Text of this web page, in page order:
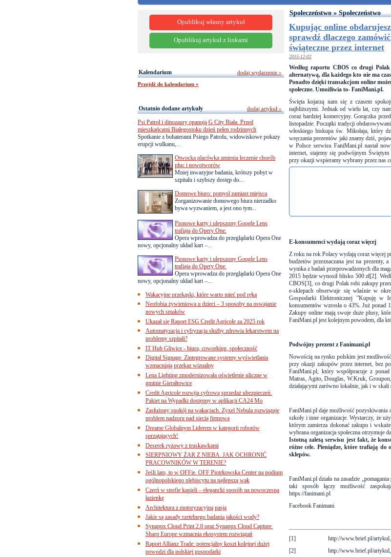
Społeczeństwo » Społeczeństwo
Kupując online
sprawdź dlaczego
świąteczne przez internet
2015-12-02
Według raportu CBOS co drugi
alternatywą, dla każdego kto nie ma
Ponadto dzięki transakcjom online
społeczne. Umożliwia to- FaniMani.pl.
Święta kojarzą nam się z czasem
najbliższymi. Jednak od wielu lat, czy
coraz bardziej komercyjny. Gorączka
listopadzie. Początki tradycji
włoskiego biskupa św. Mikołaja, który
wręczania prezentów jaki znamy dziś,
w Polsce serwisu FaniMani.pl nastał
internet, stajemy się podwójnym
przy okazji wspieramy wybrany przez nas
E-konsumenci wydają coraz więcej
Z roku na rok Polacy wydają coraz więcej
budżetów przeznaczana jest na prezenty,
wynika z badań przeprowadzonych dla
2015 będzie wynosił blisko 500 zł[2].
CBOS[3], co drugi Polak robi zakupy
e-sklepach obserwuje się właśnie w
Gospodarki Elektronicznej ”Kupuję w
konsumentów wzrosła o 43%. Już
Zakupy online mają swoje duże plusy,
FaniMani.pl jest kolejnym powodem, dla
Podwójny prezent z Fanimani.pl
Nowością na rynku polskim jest
przy okazji zakupów przez internet, bez
FaniMani.pl, który współpracuje z
Matras, Agito, Douglas, W.Kruk,
działającymi zarówno lokalnie, jak i w
FaniMani.pl daje możliwośćpozyskiwania
szkoły i inne organizacje. Wystarczy, że
którym zamierza dokonać zakupu i
wybrana organizacja społeczna otrzymuje
Istotną zaletą serwisu jest fakt, że
różne cele. Pieniądze, które trafiają do
sklepów.
FaniMani.pl działa na zasadzie
taki sposób łączy możliwość
https://fanimani.pl
Facebook Fanimani
[1]
http://www.brief.pl/
[2]
http://www.brief.pl/
Opublikuj własny artykuł
Opublikuj artykuł z linkami
Kalendarium
Przejdź do kalendarium »
dodaj wydarzenie »
Ostatnio dodane artykuły
Psi Patrol i dinozaury opanują G City Biała. Przed
mieszkańcami Białegostoku dzień pełen rodzinnych
Spotkanie z bohaterami Psiego Patrolu, widowiskowe pokazy
erupcji wulkanu,...
Otwocka placówka zmienia leczenie chorób
płuc i nowotworów
Mniej inwazyjne badania, krótszy pobyt w
szpitalu i szybszy dostęp do...
Domowe biuro: pomysł zamiast miejsca
Zorganizowanie domowego biura nierzadko
bywa wyzwaniem, a jest ono tym...
Pionowe karty i ulepszony Google Lens
trafiają do Opery One.
Opera wprowadza do przeglądarki Opera One
nowy, opcjonalny układ kart –...
Pionowe karty i ulepszony Google Lens
trafiają do Opery One.
Opera wprowadza do przeglądarki Opera One
nowy, opcjonalny układ kart –...
Wakacyjne przekąski, które warto mieć pod ręką
Neofobia żywieniowa u dzieci – 3 sposoby na oswajanie
nowych smaków
Ukazał się Raport ESG Credit Agricole za 2025 rok
Automatyzacja i cyfryzacja służby zdrowia lekarstwem na
problemy szpitali?
IT Hub Gliwice - biura, coworking, społeczność
Digital Signage. Zintegrowane systemy wyświetlania
wzmacniają przekaz wizualny
Lena Lighting zmodernizowała oświetlenie uliczne w
gminie Gierałtowice
Credit Agricole rozwija cyfrową sprzedaż ubezpieczeń.
Pakiet na Wypadki dostępny w aplikacji CA24 Mo
Zasłużony spokój na wakacjach. Zyxel Nebula rozwiązuje
problem nadzoru nad siecią firmową
Dreame Globalnym Liderem w kategorii robotów
sprzątających!
Deserek ryżowy z truskawkami
SIERPNIOWY ŻAR Z NIEBA. JAK OCHRONIĆ
PRACOWNIKÓW W TERENIE?
Jeśli lato, to w OFFie. OFF Piotrkowska Center na podium
ogólnopolskiego plebiscytu na najlepszą wak
Czerń w strefie kąpieli – elegancki sposób na nowoczesną
łazienkę
Architektura z motoryzacyjną pasją
Jakie są zasady rzetelnego badania jakości wody?
Synappx Cloud Print 2.0 oraz Synappx Cloud Capture.
Sharp Europe wzmacnia ekosystem rozwiązań
Raport Allianz Trade: potencjalny koszt kolejnej dużej
powodzi dla polskiej gospodarki
dodaj artykuł »